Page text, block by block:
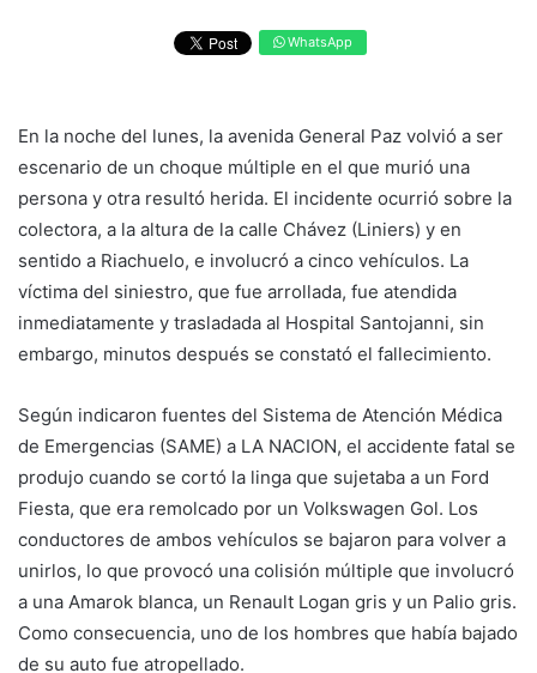
WhatsApp
En la noche del lunes, la avenida General Paz volvió a ser
escenario de un choque múltiple en el que murió una
persona y otra resultó herida. El incidente ocurrió sobre la
colectora, a la altura de la calle Chávez (Liniers) y en
sentido a Riachuelo, e involucró a cinco vehículos. La
víctima del siniestro, que fue arrollada, fue atendida
inmediatamente y trasladada al Hospital Santojanni, sin
embargo, minutos después se constató el fallecimiento.
Según indicaron fuentes del Sistema de Atención Médica
de Emergencias (SAME) a LA NACION, el accidente fatal se
produjo cuando se cortó la linga que sujetaba a un Ford
Fiesta, que era remolcado por un Volkswagen Gol. Los
conductores de ambos vehículos se bajaron para volver a
unirlos, lo que provocó una colisión múltiple que involucró
a una Amarok blanca, un Renault Logan gris y un Palio gris.
Como consecuencia, uno de los hombres que había bajado
de su auto fue atropellado.